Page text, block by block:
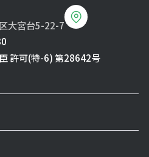
大宮台5-22-7
許可(特-6) 第28642号